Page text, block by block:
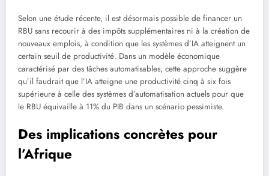
Selon une étude récente, il est désormais possible de financer un
RBU sans recourir à des impôts supplémentaires ni à la création de
nouveaux emplois, à condition que les systèmes d’IA atteignent un
certain seuil de productivité. Dans un modèle économique
caractérisé par des tâches automatisables, cette approche suggère
qu’il faudrait que l’IA atteigne une productivité cinq à six fois
supérieure à celle des systèmes d’automatisation actuels pour que
le RBU équivaille à 11% du PIB dans un scénario pessimiste.
Des implications concrètes pour
l’Afrique